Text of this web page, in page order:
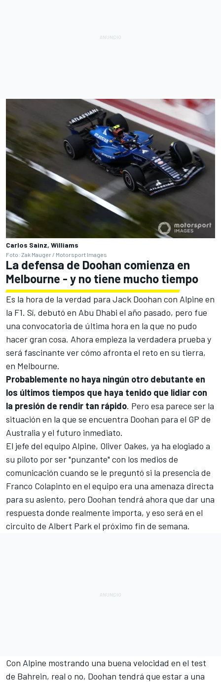
Carlos Sainz, Williams
Foto: Zak Mauger / Motorsport Images
La defensa de Doohan comienza en
Melbourne - y no tiene mucho tiempo
Es la hora de la verdad para Jack Doohan con Alpine en
la F1. Sí, debutó en Abu Dhabi el año pasado, pero fue
una convocatoria de última hora en la que no pudo
hacer gran cosa. Ahora empieza la verdadera prueba y
será fascinante ver cómo afronta el reto en su tierra,
en Melbourne.
Probablemente no haya ningún otro debutante en
los últimos tiempos que haya tenido que lidiar con
la presión de rendir tan rápido. Pero esa parece ser la
situación en la que se encuentra Doohan para el GP de
Australia y el futuro inmediato.
El jefe del equipo Alpine, Oliver Oakes, ya ha elogiado a
su piloto por ser "punzante" con los medios de
comunicación cuando se le preguntó si la presencia de
Franco Colapinto en el equipo era una amenaza directa
para su asiento, pero Doohan tendrá ahora que dar una
respuesta donde realmente importa, y eso será en el
circuito de Albert Park el próximo fin de semana.
Con Alpine mostrando una buena velocidad en el test
de Bahrein, real o no, Doohan tendrá que estar a una